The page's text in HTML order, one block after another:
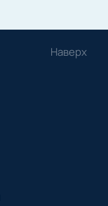
Наверх